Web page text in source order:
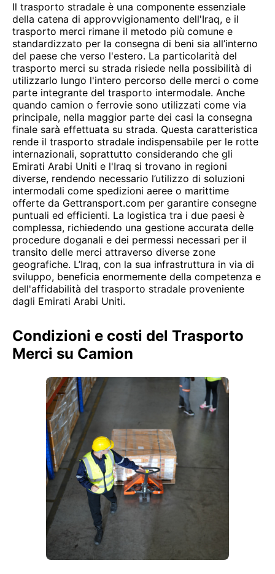
Il trasporto stradale è una componente essenziale
della catena di approvvigionamento dell'Iraq, e il
trasporto merci rimane il metodo più comune e
standardizzato per la consegna di beni sia all’interno
del paese che verso l'estero. La particolarità del
trasporto merci su strada risiede nella possibilità di
utilizzarlo lungo l'intero percorso delle merci o come
parte integrante del trasporto intermodale. Anche
quando camion o ferrovie sono utilizzati come via
principale, nella maggior parte dei casi la consegna
finale sarà effettuata su strada. Questa caratteristica
rende il trasporto stradale indispensabile per le rotte
internazionali, soprattutto considerando che gli
Emirati Arabi Uniti e l'Iraq si trovano in regioni
diverse, rendendo necessario l’utilizzo di soluzioni
intermodali come spedizioni aeree o marittime
offerte da Gettransport.com per garantire consegne
puntuali ed efficienti. La logistica tra i due paesi è
complessa, richiedendo una gestione accurata delle
procedure doganali e dei permessi necessari per il
transito delle merci attraverso diverse zone
geografiche. L’Iraq, con la sua infrastruttura in via di
sviluppo, beneficia enormemente della competenza e
dell'affidabilità del trasporto stradale proveniente
dagli Emirati Arabi Uniti.
Condizioni e costi del Trasporto
Merci su Camion